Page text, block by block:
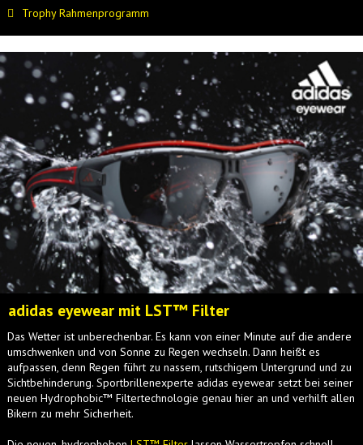
Trophy Rahmenprogramm
adidas eyewear mit LST™ Filter
Das Wetter ist unberechenbar. Es kann von einer Minute auf die andere
umschwenken und von Sonne zu Regen wechseln. Dann heißt es
aufpassen, denn Regen führt zu nassem, rutschigem Untergrund und zu
Sichtbehinderung. Sport­brillen­experte adidas eyewear setzt bei seiner
neuen Hydrophobic™ Filtertechnologie genau hier an und verhilft allen
Bikern zu mehr Sicherheit.